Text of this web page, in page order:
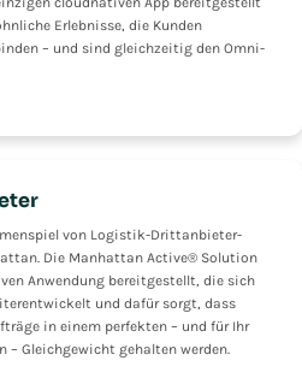
Erlebnisse, die Kunden
– und sind gleichzeitig den Omni-
von Logistik-Drittanbieter-
Die Manhattan Active® Solution
Anwendung bereitgestellt, die sich
und dafür sorgt, dass
in einem perfekten – und für Ihr
– Gleichgewicht gehalten werden.